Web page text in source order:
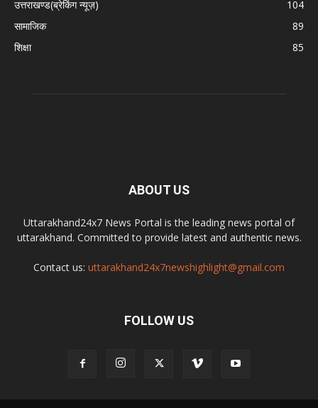
उत्तराखण्ड(ब्रेकिंग न्यूज़)
104
सामाजिक
89
शिक्षा
85
ABOUT US
Uttarakhand24x7 News Portal is the leading news portal of
uttarakhand. Committed to provide latest and authentic news.
Contact us: uttarakhand24x7newshighlight@gmail.com
FOLLOW US